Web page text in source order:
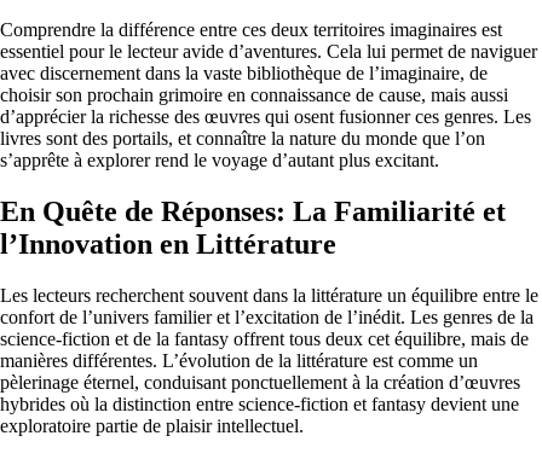
Comprendre la différence entre ces deux territoires imaginaires est
essentiel pour le lecteur avide d’aventures. Cela lui permet de naviguer
avec discernement dans la vaste bibliothèque de l’imaginaire, de
choisir son prochain grimoire en connaissance de cause, mais aussi
d’apprécier la richesse des œuvres qui osent fusionner ces genres. Les
livres sont des portails, et connaître la nature du monde que l’on
s’apprête à explorer rend le voyage d’autant plus excitant.
En Quête de Réponses: La Familiarité et
l’Innovation en Littérature
Les lecteurs recherchent souvent dans la littérature un équilibre entre le
confort de l’univers familier et l’excitation de l’inédit. Les genres de la
science-fiction et de la fantasy offrent tous deux cet équilibre, mais de
manières différentes. L’évolution de la littérature est comme un
pèlerinage éternel, conduisant ponctuellement à la création d’œuvres
hybrides où la distinction entre science-fiction et fantasy devient une
exploratoire partie de plaisir intellectuel.